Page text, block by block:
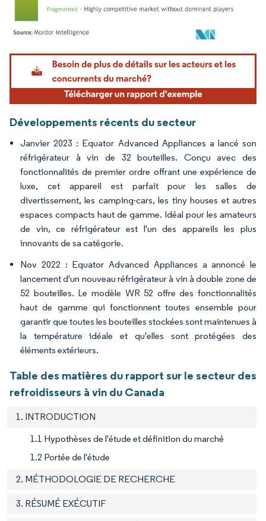
Image © Mordor Intelligence. La réutilisation nécessite une attribution sous CC BY
Développements récents du secteur
Janvier 2023 : Equator Advanced Appliances a lancé son
réfrigérateur à vin de 32 bouteilles. Conçu avec des
fonctionnalités de premier ordre offrant une expérience de
luxe, cet appareil est parfait pour les salles de
divertissement, les camping-cars, les tiny houses et autres
espaces compacts haut de gamme. Idéal pour les amateurs
de vin, ce réfrigérateur est l'un des appareils les plus
innovants de sa catégorie.
Nov 2022 : Equator Advanced Appliances a annoncé le
lancement d'un nouveau réfrigérateur à vin à double zone de
52 bouteilles. Le modèle WR 52 offre des fonctionnalités
haut de gamme qui fonctionnent toutes ensemble pour
garantir que toutes les bouteilles stockées sont maintenues à
la température idéale et qu'elles sont protégées des
éléments extérieurs.
Table des matières du rapport sur le secteur des
refroidisseurs à vin du Canada
1. INTRODUCTION
1.1 Hypothèses de l'étude et définition du marché
1.2 Portée de l'étude
2. MÉTHODOLOGIE DE RECHERCHE
3. RÉSUMÉ EXÉCUTIF